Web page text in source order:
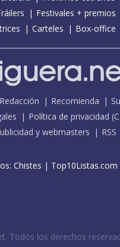
Festivales + premios
Carteles Box-office
Redacción Recomienda
Política de privacidad (
y webmasters RSS
Chistes | Top10Listas.com
Todos los derechos